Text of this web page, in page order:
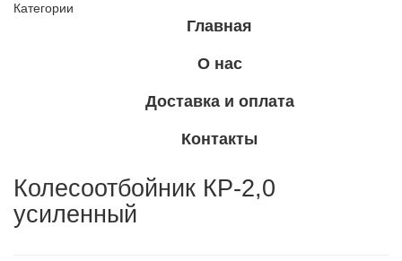
Категории
Главная
О нас
Доставка и оплата
Контакты
Колесоотбойник КР-2,0
усиленный